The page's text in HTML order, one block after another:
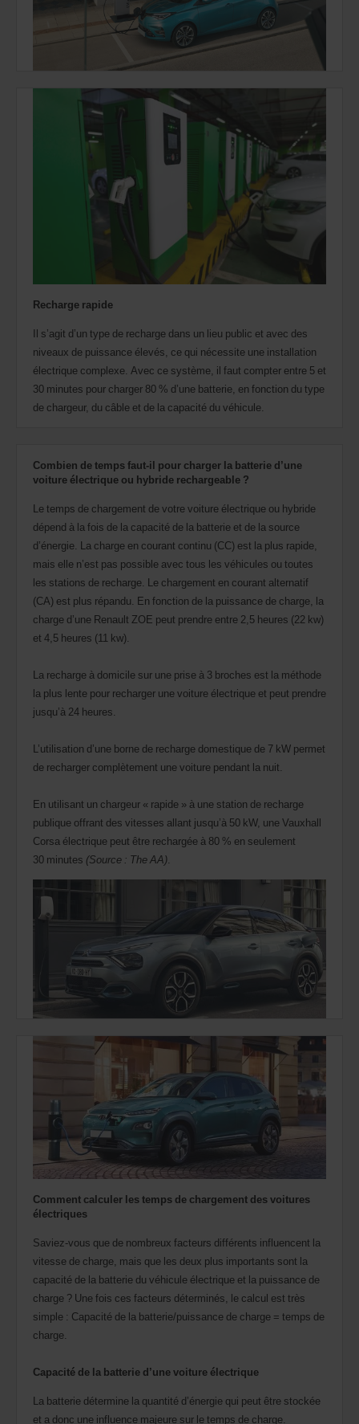
Recharge rapide
Il s’agit d’un type de recharge dans un lieu public et avec des
niveaux de puissance élevés, ce qui nécessite une installation
électrique complexe. Avec ce système, il faut compter entre 5 et
30 minutes pour charger 80 % d’une batterie, en fonction du type
de chargeur, du câble et de la capacité du véhicule.
Combien de temps faut-il pour charger la batterie d’une
voiture électrique ou hybride rechargeable ?
Le temps de chargement de votre voiture électrique ou hybride
dépend à la fois de la capacité de la batterie et de la source
d’énergie. La charge en courant continu (CC) est la plus rapide,
mais elle n’est pas possible avec tous les véhicules ou toutes
les stations de recharge. Le chargement en courant alternatif
(CA) est plus répandu. En fonction de la puissance de charge, la
charge d’une Renault ZOE peut prendre entre 2,5 heures (22 kw)
et 4,5 heures (11 kw).
La recharge à domicile sur une prise à 3 broches est la méthode
la plus lente pour recharger une voiture électrique et peut prendre
jusqu’à 24 heures.
L’utilisation d’une borne de recharge domestique de 7 kW permet
de recharger complètement une voiture pendant la nuit.
En utilisant un chargeur « rapide » à une station de recharge
publique offrant des vitesses allant jusqu’à 50 kW, une Vauxhall
Corsa électrique peut être rechargée à 80 % en seulement
30 minutes (Source : The AA).
Comment calculer les temps de chargement des voitures
électriques
Saviez-vous que de nombreux facteurs différents influencent la
vitesse de charge, mais que les deux plus importants sont la
capacité de la batterie du véhicule électrique et la puissance de
charge ? Une fois ces facteurs déterminés, le calcul est très
simple : Capacité de la batterie/puissance de charge = temps de
charge.
Capacité de la batterie d’une voiture électrique
La batterie détermine la quantité d’énergie qui peut être stockée
et a donc une influence majeure sur le temps de charge.